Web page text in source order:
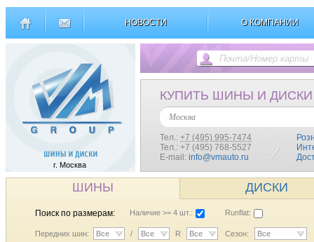
НОВОСТИ О КОМПАНИИ
г. Москва
КУПИТЬ ШИНЫ И ДИСКИ
Москва
Тел.: +7 (495) 995-7474
Тел.: +7 (495) 768-5527
E-mail: info@vmauto.ru
ШИНЫ ДИСКИ
Поиск по размерам: Наличие >= 4 шт.: Runflat:
Передних шин: Все / Все R Все Сезон: Все